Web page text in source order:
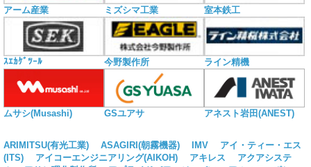
アーム産業 ミズシマ工業 室本鉄工
ｽｴｶｹﾞﾂｰﾙ 今野製作所 ライン精機
ムサシ(Musashi) GSユアサ アネスト岩田(ANEST)
ARIMITSU(有光工業) ASAGIRI(朝霧機器) IMV
アイ・ティー・エス
(ITS)
アイコーエンジニアリング(AIKOH) アキレス
アクアシステ